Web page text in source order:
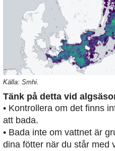
Källa: Smhi.
Tänk på detta vid
• Kontrollera om det finns
att bada.
• Bada inte om vattnet är
dina fötter när du står med